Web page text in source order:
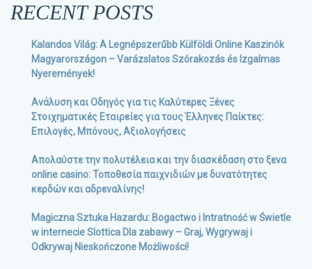
RECENT POSTS
Kalandos Világ: A Legnépszerűbb Külföldi Online Kaszinók
Magyarországon – Varázslatos Szórakozás és Izgalmas
Nyeremények!
Ανάλυση και Οδηγός για τις Καλύτερες Ξένες
Στοιχηματικές Εταιρείες για τους Έλληνες Παίκτες:
Επιλογές, Μπόνους, Αξιολογήσεις
Απολαύστε την πολυτέλεια και την διασκέδαση στο ξενα
online casino: Τοποθεσία παιχνιδιών με δυνατότητες
κερδών και αδρεναλίνης!
Magiczna Sztuka Hazardu: Bogactwo i Intratność w Świetle
w internecie Slottica Dla zabawy – Graj, Wygrywaj i
Odkrywaj Nieskończone Możliwości!